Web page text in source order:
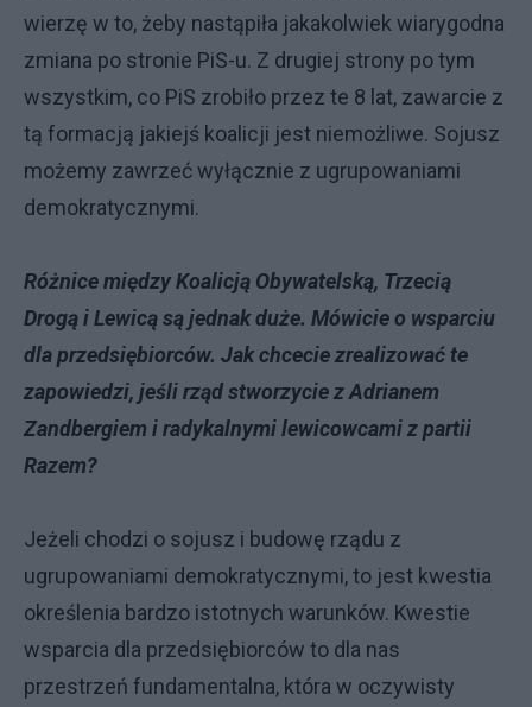
wierzę w to, żeby nastąpiła jakakolwiek wiarygodna
zmiana po stronie PiS-u. Z drugiej strony po tym
wszystkim, co PiS zrobiło przez te 8 lat, zawarcie z
tą formacją jakiejś koalicji jest niemożliwe. Sojusz
możemy zawrzeć wyłącznie z ugrupowaniami
demokratycznymi.
Różnice między Koalicją Obywatelską, Trzecią
Drogą i Lewicą są jednak duże. Mówicie o wsparciu
dla przedsiębiorców. Jak chcecie zrealizować te
zapowiedzi, jeśli rząd stworzycie z Adrianem
Zandbergiem i radykalnymi lewicowcami z partii
Razem?
Jeżeli chodzi o sojusz i budowę rządu z
ugrupowaniami demokratycznymi, to jest kwestia
określenia bardzo istotnych warunków. Kwestie
wsparcia dla przedsiębiorców to dla nas
przestrzeń fundamentalna, która w oczywisty